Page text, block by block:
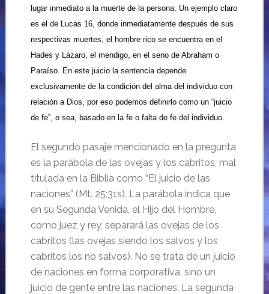
lugar inmediato a la muerte de la persona. Un ejemplo claro
es el de Lucas 16, donde inmediatamente después de sus
respectivas muertes, el hombre rico se encuentra en el
Hades y Lázaro, el mendigo, en el seno de Abraham o
Paraíso. En este juicio la sentencia depende
exclusivamente de la condición del alma del individuo con
relación a Dios, por eso podemos definirlo como un “juicio
de fe”, o sea, basado en la fe o falta de fe del individuo.
El segundo pasaje mencionado en la pregunta
es la parábola de las ovejas y los cabritos, mal
titulada en la Biblia como “El juicio de las
naciones” (Mt. 25:31s). La parábola indica que
en su Segunda Venida, el Hijo del Hombre,
como juez y rey, separará las ovejas de los
cabritos (las ovejas siendo los salvos y los
cabritos los no salvos). No se trata de un juicio
de naciones en forma corporativa, sino un
juicio de gente entre las naciones. La segunda